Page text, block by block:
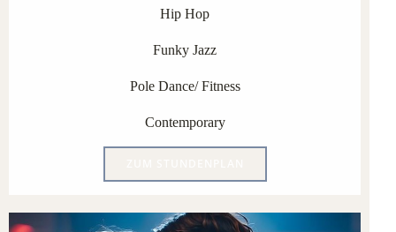
Hip Hop
Funky Jazz
Pole Dance/ Fitness
Contemporary